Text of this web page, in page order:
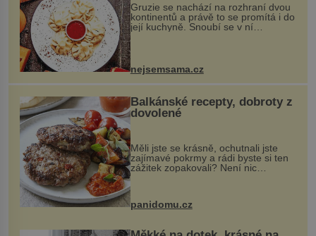
Gruzie se nachází na rozhraní dvou
kontinentů a právě to se promítá i do
její kuchyně. Snoubí se v ní
evropské a asijské chutě a díky tomu
pokrmy, které rozhodně st...
nejsemsama.cz
Balkánské recepty, dobroty z
dovolené
Měli jste se krásně, ochutnali jste
zajímavé pokrmy a rádi byste si ten
zážitek zopakovali? Není nic
snazšího. Pljeskavica (10 porcí)
Možná jste ji ochutnali na dovolené v
panidomu.cz